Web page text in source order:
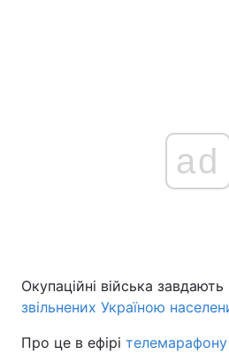
ad
Окупаційні війська
звільнених Україною
Про це в ефірі телемарафону